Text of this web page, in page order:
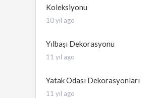
Koleksiyonu
10 yıl ago
Yılbaşı Dekorasyonu
11 yıl ago
Yatak Odası Dekorasyonları
11 yıl ago